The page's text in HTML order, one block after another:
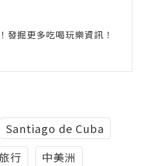
掘更多吃喝玩樂資訊！
Santiago de Cuba
行
中美洲